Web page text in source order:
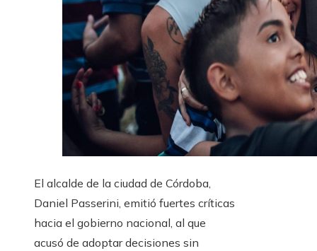
El alcalde de la ciudad de Córdoba,
Daniel Passerini, emitió fuertes críticas
hacia el gobierno nacional, al que
acusó de adoptar decisiones sin